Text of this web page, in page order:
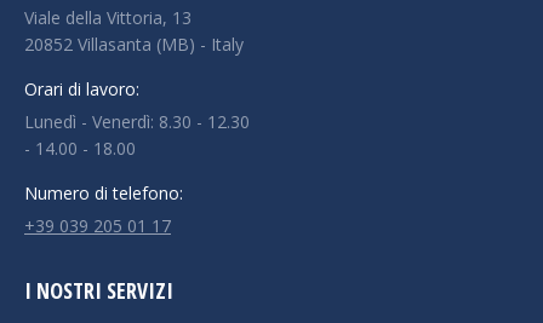
Viale della Vittoria, 13
20852 Villasanta (MB) - Italy
Orari di lavoro:
Lunedì - Venerdì: 8.30 - 12.30
- 14.00 - 18.00
Numero di telefono:
+39 039 205 01 17
I NOSTRI SERVIZI